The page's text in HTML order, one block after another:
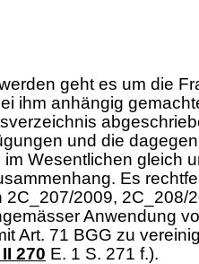
geht es um die
ihm anhängig
und die
Wesentlichen gleich
Es
2C_207/2009, 2C_208/
Anwendung
Art. 71 BGG zu
270 E. 1 S. 271 f.).